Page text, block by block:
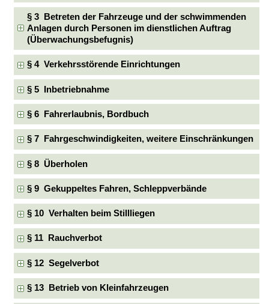
§ 3 Betreten der Fahrzeuge und der schwimmenden
Anlagen durch Personen im dienstlichen Auftrag
(Überwachungsbefugnis)
§ 4 Verkehrsstörende Einrichtungen
§ 5 Inbetriebnahme
§ 6 Fahrerlaubnis, Bordbuch
§ 7 Fahrgeschwindigkeiten, weitere Einschränkungen
§ 8 Überholen
§ 9 Gekuppeltes Fahren, Schleppverbände
§ 10 Verhalten beim Stillliegen
§ 11 Rauchverbot
§ 12 Segelverbot
§ 13 Betrieb von Kleinfahrzeugen